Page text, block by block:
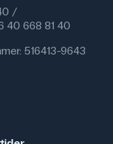
/
40 668 81 40
516413-9643